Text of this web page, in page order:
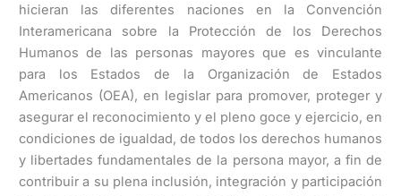
hicieran las diferentes naciones en la Convención
Interamericana sobre la Protección de los Derechos
Humanos de las personas mayores que es vinculante
para los Estados de la Organización de Estados
Americanos (OEA), en legislar para promover, proteger y
asegurar el reconocimiento y el pleno goce y ejercicio, en
condiciones de igualdad, de todos los derechos humanos
y libertades fundamentales de la persona mayor, a fin de
contribuir a su plena inclusión, integración y participación